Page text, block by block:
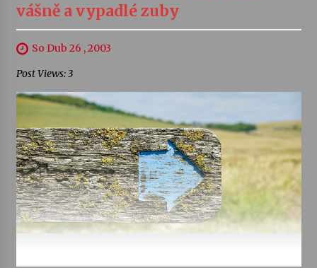
vášně a vypadlé zuby
So Dub 26 , 2003
Post Views: 3